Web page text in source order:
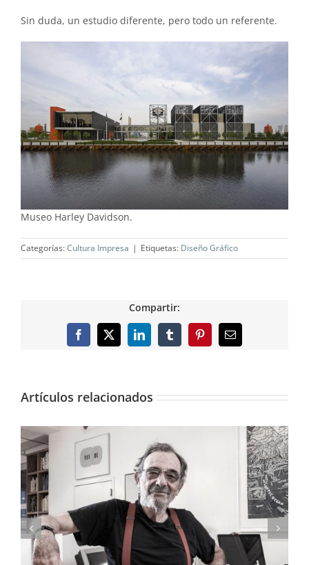
Sin duda, un estudio diferente, pero todo un referente.
Museo Harley Davidson.
Categorías:Cultura Impresa | Etiquetas: Diseño Gráfico
Compartir:
Facebook
X LinkedInTumblrPinterestCorreo
electrónico
Artículos relacionados
El arte pictórico de los Pinazo, expuesto en el
IVAM